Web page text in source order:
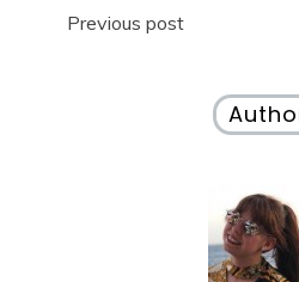
Post
Previous post